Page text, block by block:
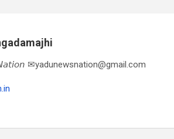
✉yadunewsnation@gmail.com